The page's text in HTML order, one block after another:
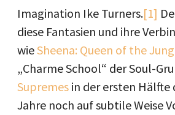
Imagination Ike Turners.[1]
diese Fantasien und ihre
wieSheena: Queen of the
„Charme School“ der Soul-
Supremes in der ersten Hälfte
Jahre noch auf subtile Weise